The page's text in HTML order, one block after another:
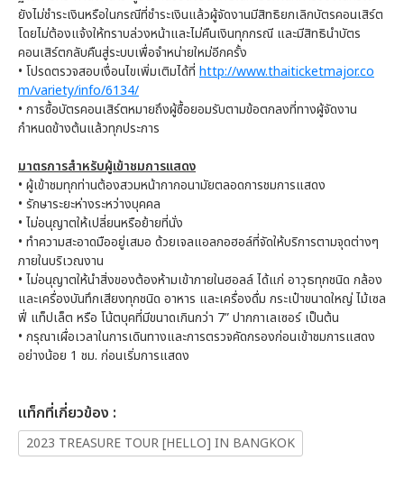
ยังไม่ชำระเงินหรือในกรณีที่ชำระเงินแล้วผู้จัดงานมีสิทธิยกเลิกบัตรคอนเสิร์ต
โดยไม่ต้องแจ้งให้ทราบล่วงหน้าและไม่คืนเงินทุกกรณี และมีสิทธินำบัตร
คอนเสิร์ตกลับคืนสู่ระบบเพื่อจำหน่ายใหม่อีกครั้ง
• โปรดตรวจสอบเงื่อนไขเพิ่มเติมได้ที่ http://www.thaiticketmajor.co
m/variety/info/6134/
• การซื้อบัตรคอนเสิร์ตหมายถึงผู้ซื้อยอมรับตามข้อตกลงที่ทางผู้จัดงาน
กำหนดข้างต้นแล้วทุกประการ
มาตรการสําหรับผู้เข้าชมการแสดง
• ผู้เข้าชมทุกท่านต้องสวมหน้ากากอนามัยตลอดการชมการแสดง
• รักษาระยะห่างระหว่างบุคคล
• ไม่อนุญาตให้เปลี่ยนหรือย้ายที่นั่ง
• ทำความสะอาดมืออยู่เสมอ ด้วยเจลแอลกอฮอล์ที่จัดให้บริการตามจุดต่างๆ
ภายในบริเวณงาน
• ไม่อนุญาตให้นำสิ่งของต้องห้ามเข้าภายในฮอลล์ ได้แก่ อาวุธทุกชนิด กล้อง
และเครื่องบันทึกเสียงทุกชนิด อาหาร และเครื่องดื่ม กระเป๋าขนาดใหญ่ ไม้เซล
ฟี่ แท็ปเล็ต หรือ โน้ตบุคที่มีขนาดเกินกว่า 7” ปากกาเลเซอร์ เป็นต้น
• กรุณาเผื่อเวลาในการเดินทางและการตรวจคัดกรองก่อนเข้าชมการแสดง
อย่างน้อย 1 ชม. ก่อนเริ่มการแสดง
เเท็กที่เกี่ยวข้อง :
2023 TREASURE TOUR [HELLO] IN BANGKOK